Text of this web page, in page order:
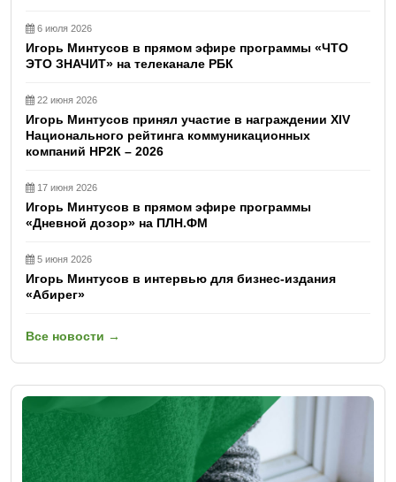
6 июля 2026
Игорь Минтусов в прямом эфире программы «ЧТО
ЭТО ЗНАЧИТ» на телеканале РБК
22 июня 2026
Игорь Минтусов принял участие в награждении XIV
Национального рейтинга коммуникационных
компаний НР2К – 2026
17 июня 2026
Игорь Минтусов в прямом эфире программы
«Дневной дозор» на ПЛН.ФМ
5 июня 2026
Игорь Минтусов в интервью для бизнес-издания
«Абирег»
Все новости →